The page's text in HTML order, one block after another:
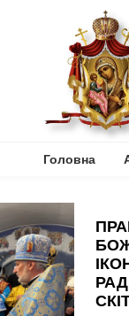
Головна